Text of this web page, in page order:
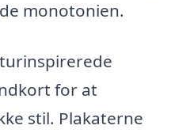
monotonien.
for at
stil. Plakaterne